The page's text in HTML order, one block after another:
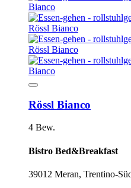
Rössl Bianco
4 Bew.
Bistro Bed&Breakfast
39012 Meran, Trentino-